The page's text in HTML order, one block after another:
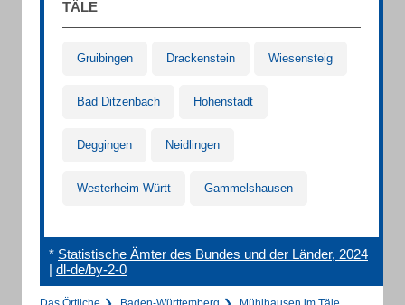
TÄLE
Gruibingen Drackenstein Wiesensteig
Bad Ditzenbach Hohenstadt
Deggingen Neidlingen
Westerheim Württ Gammelshausen
* Statistische Ämter des Bundes und der Länder, 2024
| dl-de/by-2-0